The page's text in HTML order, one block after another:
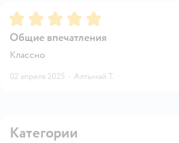
Рейтинг:5
Общие впечатления
Классно
02 апреля 2025 · Алтынай Т.
Категории